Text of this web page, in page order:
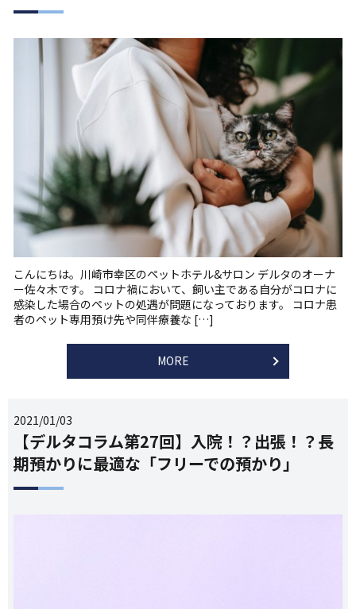
こんにちは。川崎市幸区のペットホテル&サロン デルタのオーナ
ー佐々木です。 コロナ禍において、飼い主である自分がコロナに
感染した場合のペットの処遇が問題になっております。 コロナ患
者のペット専用預け先や同伴療養な […]
MORE
2021/01/03
【デルタコラム第27回】入院！？出張！？長
期預かりに最適な「フリーでの預かり」